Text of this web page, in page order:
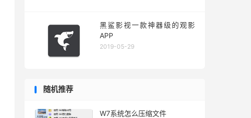
黑鲨影视一款神器级的观影
APP
2019-05-29
随机推荐
W7系统怎么压缩文件